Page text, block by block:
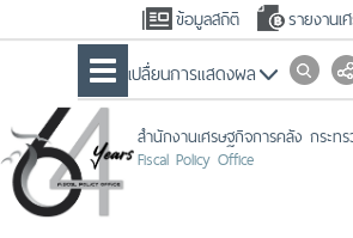
ข้อมูลสถิติ รายงาน
เปลื่ยนการแสดงผล
สำนักงานเศรษฐกิจการคลัง กระท
Fiscal Policy Office